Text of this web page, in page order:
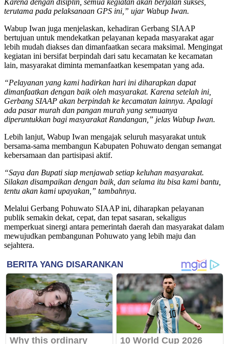
terutama pada pelaksanaan GPS ini,” ujar Wabup Iwan.
Wabup Iwan juga menjelaskan, kehadiran Gerbang SIAAP
bertujuan untuk mendekatkan pelayanan kepada masyarakat agar
lebih mudah diakses dan dimanfaatkan secara maksimal. Mengingat
kegiatan ini bersifat berpindah dari satu kecamatan ke kecamatan
lain, masyarakat diminta memanfaatkan kesempatan yang ada.
“Pelayanan yang kami hadirkan hari ini diharapkan dapat
dimanfaatkan dengan baik oleh masyarakat. Karena setelah ini,
Gerbang SIAAP akan berpindah ke kecamatan lainnya. Apalagi
ada pasar murah dan pangan murah yang semuanya
diperuntukkan bagi masyarakat Randangan,” jelas Wabup Iwan.
Lebih lanjut, Wabup Iwan mengajak seluruh masyarakat untuk
bersama-sama membangun Kabupaten Pohuwato dengan semangat
kebersamaan dan partisipasi aktif.
“Saya dan Bupati siap menjawab setiap keluhan masyarakat.
Silakan disampaikan dengan baik, dan selama itu bisa kami bantu,
tentu akan kami upayakan,” tambahnya.
Melalui Gerbang Pohuwato SIAAP ini, diharapkan pelayanan
publik semakin dekat, cepat, dan tepat sasaran, sekaligus
memperkuat sinergi antara pemerintah daerah dan masyarakat dalam
mewujudkan pembangunan Pohuwato yang lebih maju dan
sejahtera.